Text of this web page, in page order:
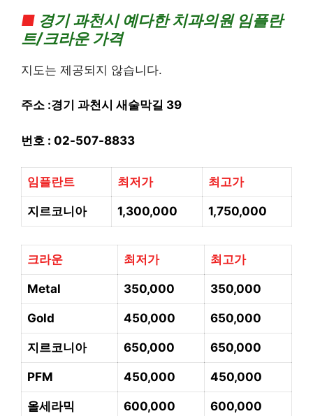
■ 경기 과천시 예다한 치과의원 임플란
트/크라운 가격
지도는 제공되지 않습니다.
주소 :경기 과천시 새술막길 39
번호 : 02-507-8833
임플란트 최저가 최고가
지르코니아 1,300,000 1,750,000
크라운 최저가 최고가
Metal 350,000 350,000
Gold 450,000 650,000
지르코니아 650,000 650,000
PFM 450,000 450,000
올세라믹 600,000 600,000